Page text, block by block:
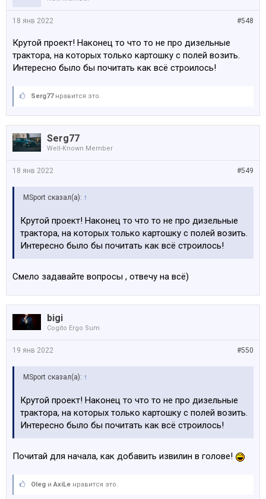
#548
18 янв 2022
Крутой проект! Наконец то что то не про дизельные
трактора, на которых только картошку с полей возить.
Интересно было бы почитать как всё строилось!
Serg77нравится это.
Serg77
Well-Known Member
#549
18 янв 2022
MSport сказал(а): ↑
Крутой проект! Наконец то что то не про дизельные
трактора, на которых только картошку с полей возить.
Интересно было бы почитать как всё строилось!
Смело задавайте вопросы , отвечу на всё)
bigi
Cogito Ergo Sum
#550
19 янв 2022
MSport сказал(а): ↑
Крутой проект! Наконец то что то не про дизельные
трактора, на которых только картошку с полей возить.
Интересно было бы почитать как всё строилось!
Почитай для начала, как добавить извилин в голове!
Oleg иAxiLe нравится это.